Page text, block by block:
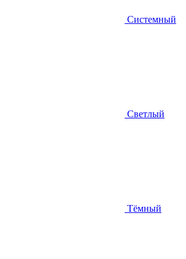
Системный
Светлый
Тёмный